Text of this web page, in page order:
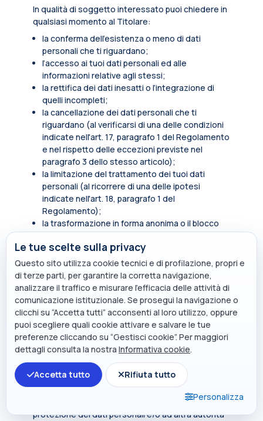
In qualità di soggetto interessato puoi chiedere in
qualsiasi momento al Titolare:
la conferma dell’esistenza o meno di dati
personali che ti riguardano;
l’accesso ai tuoi dati personali ed alle
informazioni relative agli stessi;
la rettifica dei dati inesatti o l’integrazione di
quelli incompleti;
la cancellazione dei dati personali che ti
riguardano (al verificarsi di una delle condizioni
indicate nell'art. 17, paragrafo 1 del Regolamento
e nel rispetto delle eccezioni previste nel
paragrafo 3 dello stesso articolo);
la limitazione del trattamento dei tuoi dati
personali (al ricorrere di una delle ipotesi
indicate nell'art. 18, paragrafo 1 del
Regolamento);
la trasformazione in forma anonima o il blocco
dei dati trattati in violazione di legge, compresi
quelli di cui non è necessaria la conservazione in
relazione agli scopi per i quali i dati sono stati
raccolti o successivamente trattati.
In qualità di soggetto interessato hai inoltre diritto
di opporti, in tutto o in parte, per motivi legittimi al
trattamento dei dati personali che ti riguardano,
ancorché pertinenti allo scopo della raccolta.
Tali diritti sono esercitabili rivolgendosi al punto di
contattoprivacy@polimi.it.
Qualora tu ritenga che i tuoi diritti siano stati violati
dal titolare e/o da un terzo, hai il diritto di
presentare un reclamo all’Autorità per la
protezione dei dati personali e/o ad altra autorità
Le tue scelte sulla privacy
Questo sito utilizza cookie tecnici e di profilazione, propri e
di terze parti, per garantire la corretta navigazione,
analizzare il traffico e misurare l’efficacia delle attività di
comunicazione istituzionale. Se prosegui la navigazione o
clicchi su “Accetta tutti” acconsenti al loro utilizzo, oppure
puoi scegliere quali cookie attivare e salvare le tue
preferenze cliccando su “Gestisci cookie”. Per maggiori
dettagli consulta la nostra Informativa cookie.
Accetta tutto
Rifiuta tutto
Personalizza